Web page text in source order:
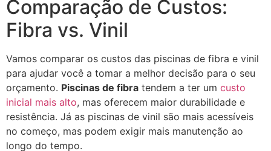
Comparação de Custos:
Fibra vs. Vinil
Vamos comparar os custos das piscinas de fibra e vinil
para ajudar você a tomar a melhor decisão para o seu
orçamento. Piscinas de fibra tendem a ter um custo
inicial mais alto, mas oferecem maior durabilidade e
resistência. Já as piscinas de vinil são mais acessíveis
no começo, mas podem exigir mais manutenção ao
longo do tempo.